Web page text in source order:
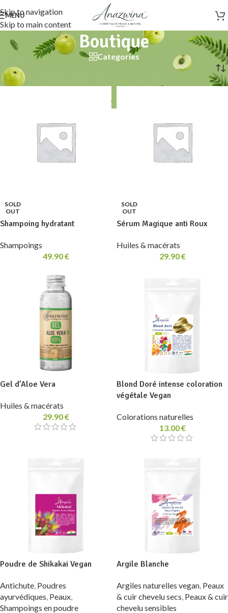
Skip to navigation
Skip to main content
MENU
Boutique
Categories
Accueil
SOLD
OUT
Shampoing hydratant
Shampoings
49.90€
SOLD
OUT
Sérum Magique anti Roux
Huiles & macérats
29.90€
Gel d’Aloe Vera
Huiles & macérats
29.90€
Blond Doré intense coloration
végétale Vegan
Colorations naturelles
13.00€
Poudre de Shikakai Vegan
Antichute, Poudres
ayurvédiques, Peaux,
Shampoings en poudre
Argile Blanche
Argiles naturelles vegan, Peaux
& cuir chevelu secs, Peaux & cuir
chevelu sensibles